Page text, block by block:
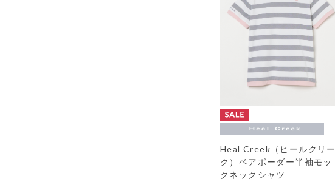
Heal Creek（ヒールクリー
ク）ベアボーダー半袖モッ
クネックシャツ